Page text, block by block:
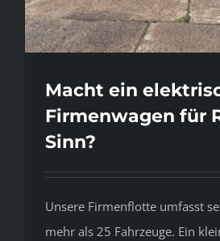
Macht ein
Firmenwagen für
Sinn?
Unsere Firmenflotte umfasst
mehr als 25 Fahrzeuge. Ein